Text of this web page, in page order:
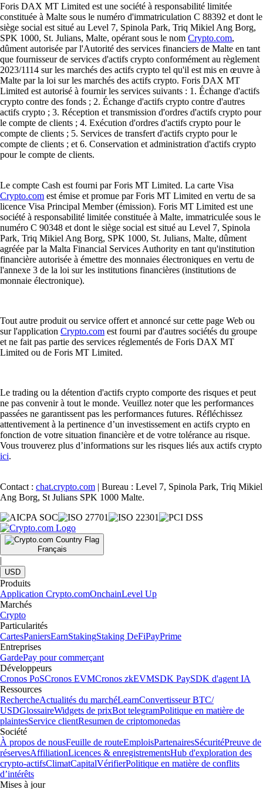
Foris DAX MT Limited est une société à responsabilité limitée
constituée à Malte sous le numéro d'immatriculation C 88392 et dont le
siège social est situé au Level 7, Spinola Park, Triq Mikiel Ang Borg,
SPK 1000, St. Julians, Malte, opérant sous le nom Crypto.com,
dûment autorisée par l'Autorité des services financiers de Malte en tant
que fournisseur de services d'actifs crypto conformément au règlement
2023/1114 sur les marchés des actifs crypto tel qu'il est mis en œuvre à
Malte par la loi sur les marchés des actifs crypto. Foris DAX MT
Limited est autorisé à fournir les services suivants : 1. Échange d'actifs
crypto contre des fonds ; 2. Échange d'actifs crypto contre d'autres
actifs crypto ; 3. Réception et transmission d'ordres d'actifs crypto pour
le compte de clients ; 4. Exécution d'ordres d'actifs crypto pour le
compte de clients ; 5. Services de transfert d'actifs crypto pour le
compte de clients ; et 6. Conservation et administration d'actifs crypto
pour le compte de clients.
Le compte Cash est fourni par Foris MT Limited. La carte Visa
Crypto.com est émise et promue par Foris MT Limited en vertu de sa
licence Visa Principal Member (émission). Foris MT Limited est une
société à responsabilité limitée constituée à Malte, immatriculée sous le
numéro C 90348 et dont le siège social est situé au Level 7, Spinola
Park, Triq Mikiel Ang Borg, SPK 1000, St. Julians, Malte, dûment
agréée par la Malta Financial Services Authority en tant qu'institution
financière autorisée à émettre des monnaies électroniques en vertu de
l'annexe 3 de la loi sur les institutions financières (institutions de
monnaie électronique).
Tout autre produit ou service offert et annoncé sur cette page Web ou
sur l'application Crypto.com est fourni par d'autres sociétés du groupe
et ne fait pas partie des services réglementés de Foris DAX MT
Limited ou de Foris MT Limited.
Le trading ou la détention d'actifs crypto comporte des risques et peut
ne pas convenir à tout le monde. Veuillez noter que les performances
passées ne garantissent pas les performances futures. Réfléchissez
attentivement à la pertinence d’un investissement en actifs crypto en
fonction de votre situation financière et de votre tolérance au risque.
Vous trouverez plus d’informations sur les risques liés aux actifs crypto
ici.
Contact : chat.crypto.com | Bureau : Level 7, Spinola Park, Triq Mikiel
Ang Borg, St Julians SPK 1000 Malte.
Français
|
USD
Produits
Application Crypto.comOnchainLevel Up
Marchés
Crypto
Particularités
CartesPaniersEarnStakingStaking DeFiPayPrime
Entreprises
GardePay pour commerçant
Développeurs
Cronos PoSCronos EVMCronos zkEVMSDK PaySDK d'agent IA
Ressources
RechercheActualités du marchéLearnConvertisseur BTC/
USDGlossaireWidgets de prixBot telegramPolitique en matière de
plaintesService clientResumen de criptomonedas
Société
À propos de nousFeuille de routeEmploisPartenairesSécuritéPreuve de
réservesAffiliationLicences & enregistrementsHub d'exploration des
crypto-actifsClimatCapitalVérifierPolitique en matière de conflits
d’intérêts
Mises à jour